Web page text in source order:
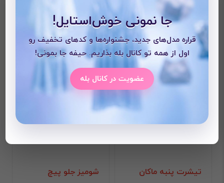
با این محصول خریداری می
شود
تیشرت پنبه ماکان شومیز جلو پیچ
جا نمونی خوش‌استایل!
قراره مدل‌های جدید، جشنواره‌ها و کدهای تخفیف رو
اول از همه تو کانال بله بذاریم. حیفه جا بمونی!
عضویت در کانال بله